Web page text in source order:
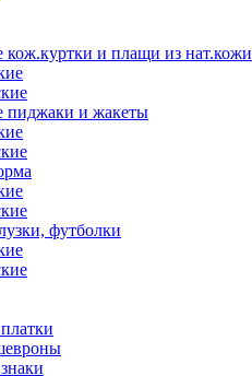
и плащи из нат.кожи
и жакеты
футболки